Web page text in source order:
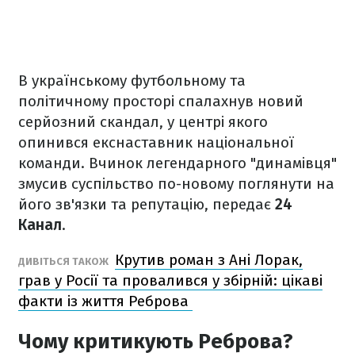
В українському футбольному та
політичному просторі спалахнув новий
серйозний скандал, у центрі якого
опинився екснаставник національної
команди. Вчинок легендарного "динамівця"
змусив суспільство по-новому поглянути на
його зв'язки та репутацію, передає 24
Канал.
ДИВІТЬСЯ ТАКОЖ
Крутив роман з Ані Лорак,
грав у Росії та провалився у збірній: цікаві
факти із життя Реброва
Чому критикують Реброва?